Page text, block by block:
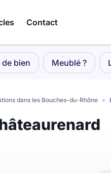
Contact
de bien Meublé ?
dans les Bouches-du-Rhône »